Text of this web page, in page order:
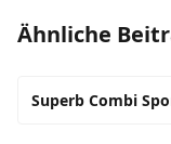
Ähnliche
Superb Combi